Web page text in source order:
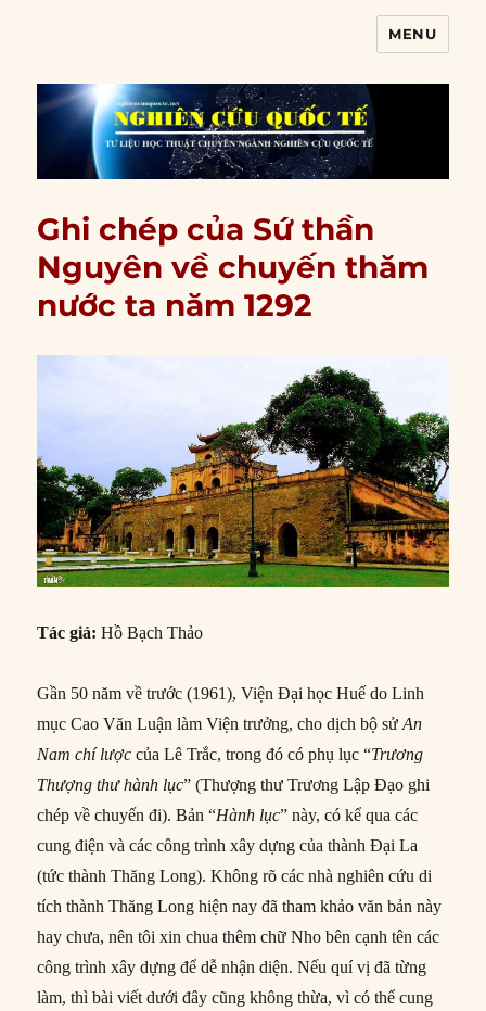
MENU
Ghi chép của Sứ thần
Nguyên về chuyến thăm
nước ta năm 1292
Tác giả: Hồ Bạch Thảo
Gần 50 năm về trước (1961), Viện Đại học Huế do Linh
mục Cao Văn Luận làm Viện trưởng, cho dịch bộ sửAn
Nam chí lược của Lê Trắc, trong đó có phụ lục “Trương
Thượng thư hành lục” (Thượng thư Trương Lập Đạo ghi
chép về chuyến đi). Bản “Hành lục” này, có kể qua các
cung điện và các công trình xây dựng của thành Đại La
(tức thành Thăng Long). Không rõ các nhà nghiên cứu di
tích thành Thăng Long hiện nay đã tham khảo văn bản này
hay chưa, nên tôi xin chua thêm chữ Nho bên cạnh tên các
công trình xây dựng để dễ nhận diện. Nếu quí vị đã từng
làm, thì bài viết dưới đây cũng không thừa, vì có thể cung